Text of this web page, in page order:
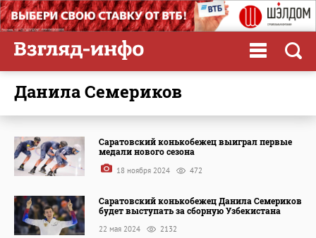
Данила Семериков
Саратовский конькобежец выиграл первые
медали нового сезона
18 ноября 2024 472
Саратовский конькобежец Данила Семериков
будет выступать за сборную Узбекистана
22 мая 2024 2132